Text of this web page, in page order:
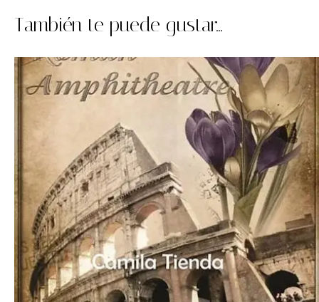
También te puede gustar...